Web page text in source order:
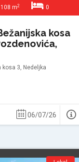
108 m2 0
kosa
kosa 3, Nedeljka
06/07/26